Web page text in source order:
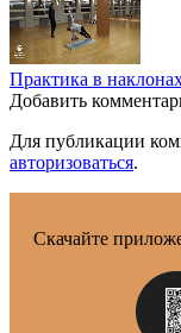
Практика в
Добавить
Для публикации
авторизоваться.
Скачайте